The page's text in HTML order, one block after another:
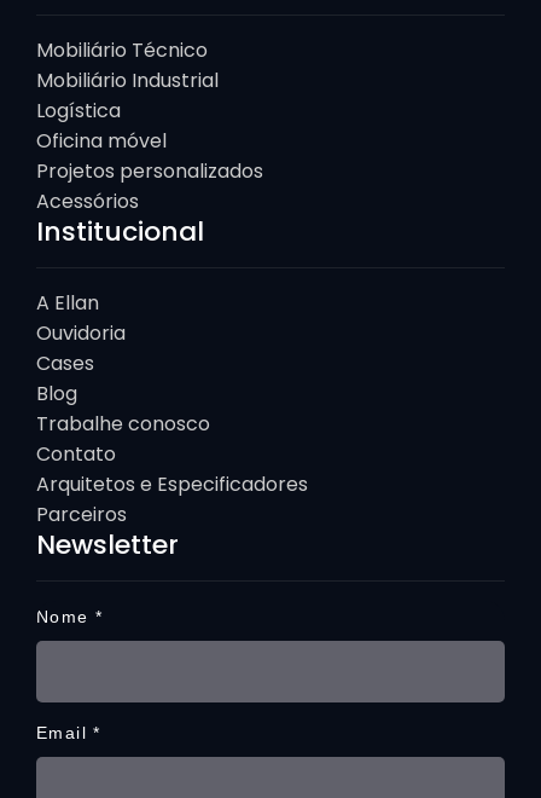
Mobiliário Técnico
Mobiliário Industrial
Logística
Oficina móvel
Projetos personalizados
Acessórios
Institucional
A Ellan
Ouvidoria
Cases
Blog
Trabalhe conosco
Contato
Arquitetos e Especificadores
Parceiros
Newsletter